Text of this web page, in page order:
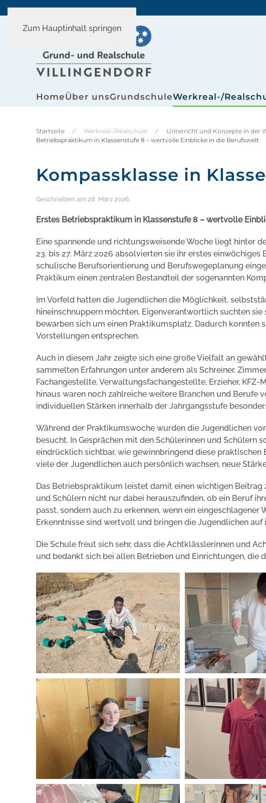
Zum Hauptinhalt springen
HomeÜber unsGrundschuleWerkreal-/
Startseite Werkreal-/Realschule Unterricht und Konzepte in der
Betriebspraktikum in Klassenstufe 8 – wertvolle Einblicke in die Berufswelt
Kompassklasse in
Geschrieben am 28. März 2026.
Erstes Betriebspraktikum in Klassenstufe 8 – wertvolle
Eine spannende und richtungsweisende Woche liegt hinter
23. bis 27. März 2026 absolvierten sie ihr erstes
schulische Berufsorientierung und Berufswegeplanung
Praktikum einen zentralen Bestandteil der sogenannten
Im Vorfeld hatten die Jugendlichen die Möglichkeit,
hineinschnuppern möchten. Eigenverantwortlich suchten
bewarben sich um einen Praktikumsplatz. Dadurch konnten
Vorstellungen entsprechen.
Auch in diesem Jahr zeigte sich eine große Vielfalt an
sammelten Erfahrungen unter anderem als Schreiner,
Fachangestellte, Verwaltungsfachangestellte, Erzieher,
hinaus waren noch zahlreiche weitere Branchen und
individuellen Stärken innerhalb der Jahrgangsstufe
Während der Praktikumswoche wurden die Jugendlichen
besucht. In Gesprächen mit den Schülerinnen und Schülern
eindrücklich sichtbar, wie gewinnbringend diese
viele der Jugendlichen auch persönlich wachsen, neue
Das Betriebspraktikum leistet damit einen wichtigen
und Schülern nicht nur dabei herauszufinden, ob ein Beruf
passt, sondern auch zu erkennen, wenn ein
Erkenntnisse sind wertvoll und bringen die Jugendlichen
Die Schule freut sich sehr, dass die Achtklässlerinnen und
und bedankt sich bei allen Betrieben und Einrichtungen, die